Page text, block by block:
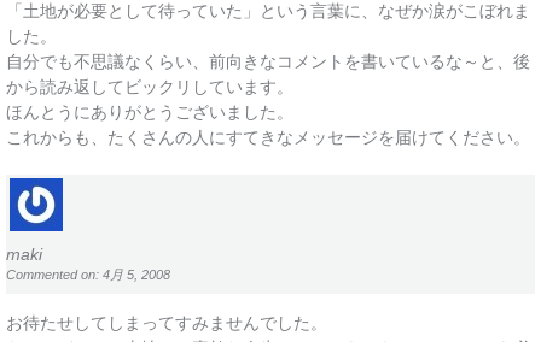
「土地が必要として待っていた」という言葉に、なぜか涙がこぼれま
した。
自分でも不思議なくらい、前向きなコメントを書いているな～と、後
から読み返してビックリしています。
ほんとうにありがとうございました。
これからも、たくさんの人にすてきなメッセージを届けてください。
maki
Commented on: 4月 5, 2008
お待たせしてしまってすみませんでした。